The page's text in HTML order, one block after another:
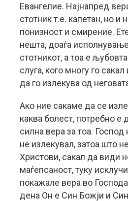
Евангелие. Најнапред
стотник т.е. капетан, но и
понизност и смирение.
нешта, доаѓа
стотникот, а тоа е
слуга, кого многу го
да го излекува од
Ако ние сакаме да се
каква болест, потребно е
силна вера за тоа. Господ
не излекувал, затоа што
Христови, сакал да види
маѓепсаност, туку
покажале вера во
дена Он е Син Божји и